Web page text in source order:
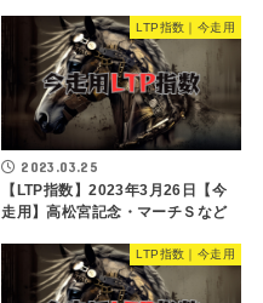
LTP指数｜今走用
2023.03.25
【LTP指数】2023年3月26日【今
走用】高松宮記念・マーチＳなど
LTP指数｜今走用